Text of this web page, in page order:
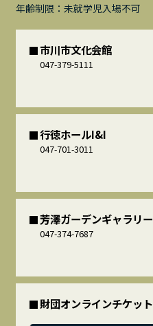
年齢制限：未就学児入場不可
市川市文化会館
047-379-5111
行徳ホールI&I
047-701-3011
芳澤ガーデンギャラリー
047-374-7687
財団オンラインチケット